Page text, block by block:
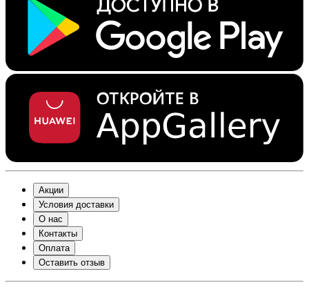
Акции
Условия доставки
О нас
Контакты
Оплата
Оставить отзыв